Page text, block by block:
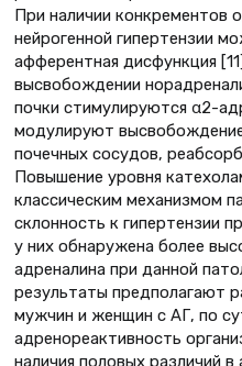
При наличии конкрементов
нейрогенной гипертензии
афферентная дисфункция
высвобождении
почки стимулируются α2-
модулируют
почечных сосудов,
Повышение уровня
классическим механизмом
склонность к гипертензии
у них обнаружена более
адреналина при данной
результаты предполагают
мужчин и женщин с АГ, по
адренореактивность